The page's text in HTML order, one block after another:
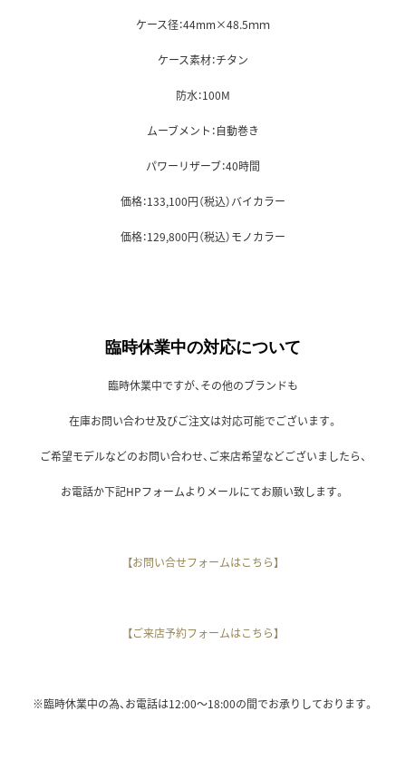
ケース径：44mm×48.5ｍｍ
ケース素材：チタン
防水：100M
ムーブメント：自動巻き
パワーリザーブ：40時間
価格：133,100円（税込）バイカラー
価格：129,800円（税込）モノカラー
臨時休業中の対応について
臨時休業中ですが、その他のブランドも
在庫お問い合わせ及びご注文は対応可能でございます。
ご希望モデルなどのお問い合わせ、ご来店希望などございましたら、
お電話か下記HPフォームよりメールにてお願い致します。
【お問い合せフォームはこちら】
【ご来店予約フォームはこちら】
※臨時休業中の為、お電話は12:00〜18:00の間でお承りしております。